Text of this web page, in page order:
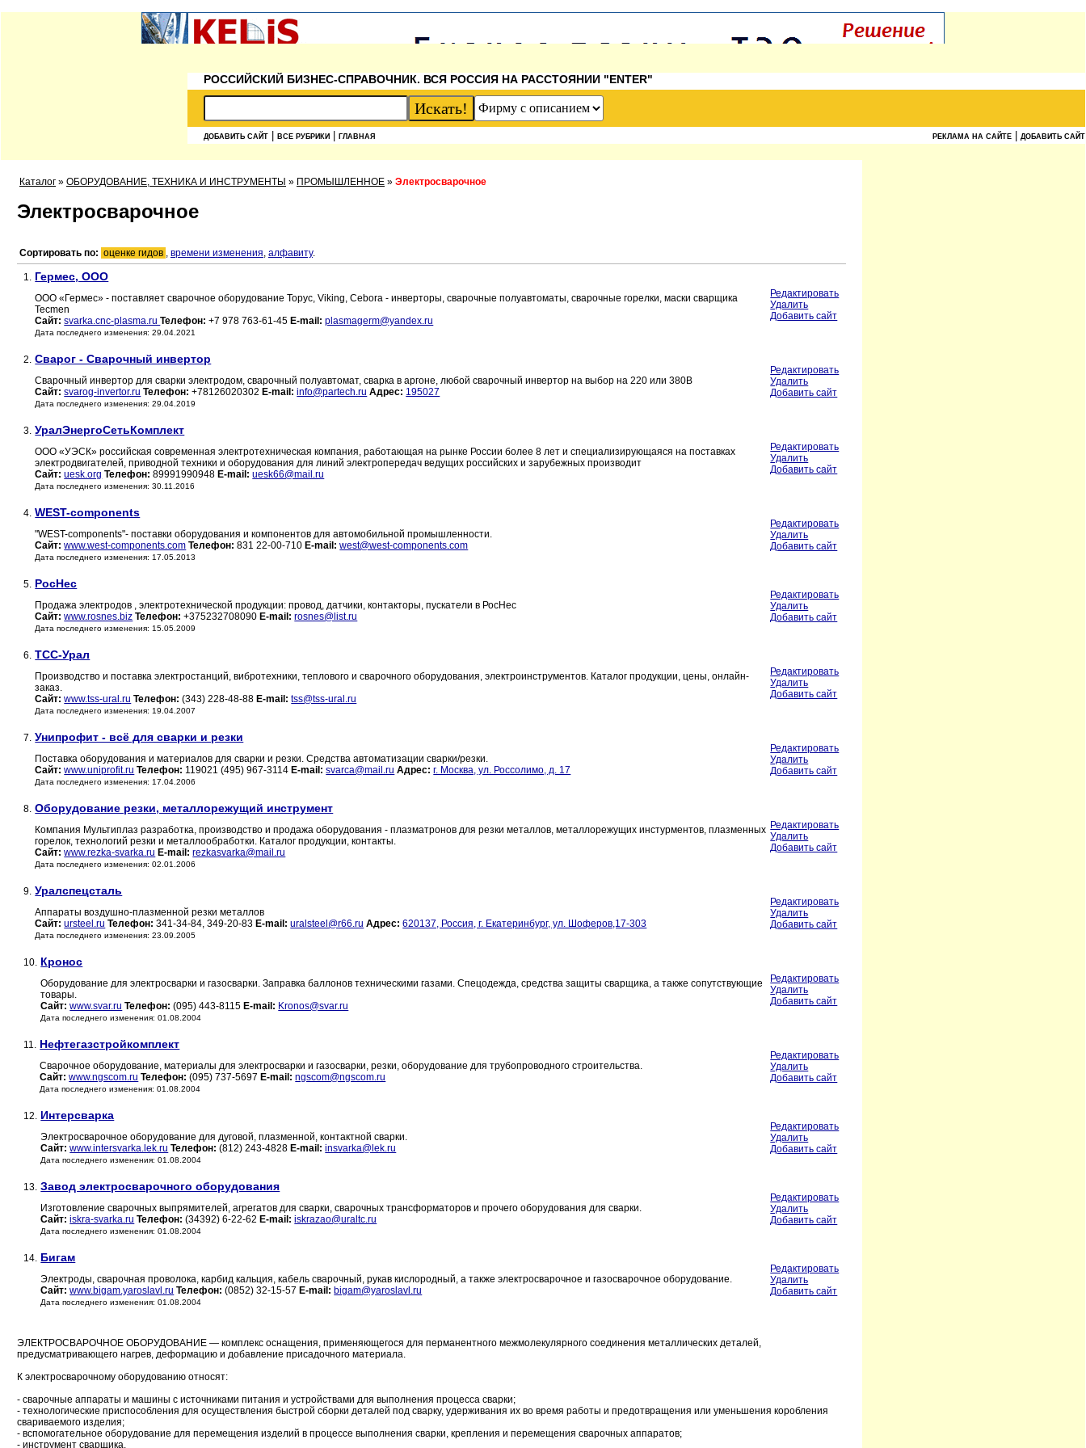
РОССИЙСКИЙ БИЗНЕС-СПРАВОЧНИК. ВСЯ РОССИЯ НА РАССТОЯНИИ "ENTER"
ДОБАВИТЬ САЙТ ВСЕ РУБРИКИ ГЛАВНАЯ РЕКЛАМА НА САЙТЕ ДОБАВИТЬ САЙТ
Каталог » ОБОРУДОВАНИЕ, ТЕХНИКА И ИНСТРУМЕНТЫ » ПРОМЫШЛЕННОЕ » Электросварочное
Электросварочное
Сортировать по: оценке гидов , времени изменения, алфавиту.
1. Гермес, ООО
ООО «Гермес» - поставляет сварочное оборудование Торус, Viking, Cebora - инверторы, сварочные полуавтоматы, сварочные горелки, маски сварщика
Tecmen
Сайт: svarka.cnc-plasma.ruТелефон: +7 978 763-61-45 E-mail: plasmagerm@yandex.ru
Дата последнего изменения: 29.04.2021
Редактировать
Удалить
Добавить сайт
2. Сварог - Сварочный инвертор
Сварочный инвертор для сварки электродом, сварочный полуавтомат, сварка в аргоне, любой сварочный инвертор на выбор на 220 или 380В
Сайт: svarog-invertor.ru Телефон: +78126020302 E-mail: info@partech.ru Адрес: 195027
Дата последнего изменения: 29.04.2019
Редактировать
Удалить
Добавить сайт
3. УралЭнергоСетьКомплект
ООО «УЭСК» российская современная электротехническая компания, работающая на рынке России более 8 лет и специализирующаяся на поставках
электродвигателей, приводной техники и оборудования для линий электропередач ведущих российских и зарубежных производит
Сайт: uesk.org Телефон: 89991990948 E-mail: uesk66@mail.ru
Дата последнего изменения: 30.11.2016
Редактировать
Удалить
Добавить сайт
4. WEST-components
"WEST-components"- поставки оборудования и компонентов для автомобильной промышленности.
Сайт: www.west-components.com Телефон: 831 22-00-710 E-mail: west@west-components.com
Дата последнего изменения: 17.05.2013
Редактировать
Удалить
Добавить сайт
5. РосНес
Продажа электродов , электротехнической продукции: провод, датчики, контакторы, пускатели в РосНес
Сайт: www.rosnes.biz Телефон: +375232708090 E-mail: rosnes@list.ru
Дата последнего изменения: 15.05.2009
Редактировать
Удалить
Добавить сайт
6. ТСС-Урал
Производство и поставка электростанций, вибротехники, теплового и сварочного оборудования, электроинструментов. Каталог продукции, цены, онлайн-
заказ.
Сайт: www.tss-ural.ru Телефон: (343) 228-48-88 E-mail: tss@tss-ural.ru
Дата последнего изменения: 19.04.2007
Редактировать
Удалить
Добавить сайт
7. Унипрофит - всё для сварки и резки
Поставка оборудования и материалов для сварки и резки. Средства автоматизации сварки/резки.
Сайт: www.uniprofit.ru Телефон: 119021 (495) 967-3114 E-mail: svarca@mail.ru Адрес: г. Москва, ул. Россолимо, д. 17
Дата последнего изменения: 17.04.2006
Редактировать
Удалить
Добавить сайт
8. Оборудование резки, металлорежущий инструмент
Компания Мультиплаз разработка, производство и продажа оборудования - плазматронов для резки металлов, металлорежущих инстурментов, плазменных
горелок, технологий резки и металлообработки. Каталог продукции, контакты.
Сайт: www.rezka-svarka.ru E-mail: rezkasvarka@mail.ru
Дата последнего изменения: 02.01.2006
Редактировать
Удалить
Добавить сайт
9. Уралспецсталь
Аппараты воздушно-плазменной резки металлов
Сайт: ursteel.ru Телефон: 341-34-84, 349-20-83 E-mail: uralsteel@r66.ru Адрес: 620137, Россия, г. Екатеринбург, ул. Шоферов,17-303
Дата последнего изменения: 23.09.2005
Редактировать
Удалить
Добавить сайт
10. Кронос
Оборудование для электросварки и газосварки. Заправка баллонов техническими газами. Спецодежда, средства защиты сварщика, а также сопутствующие
товары.
Сайт: www.svar.ru Телефон: (095) 443-8115 E-mail: Kronos@svar.ru
Дата последнего изменения: 01.08.2004
Редактировать
Удалить
Добавить сайт
11. Нефтегазстройкомплект
Сварочное оборудование, материалы для электросварки и газосварки, резки, оборудование для трубопроводного строительства.
Сайт: www.ngscom.ru Телефон: (095) 737-5697 E-mail: ngscom@ngscom.ru
Дата последнего изменения: 01.08.2004
Редактировать
Удалить
Добавить сайт
12. Интерсварка
Электросварочное оборудование для дуговой, плазменной, контактной сварки.
Сайт: www.intersvarka.lek.ru Телефон: (812) 243-4828 E-mail: insvarka@lek.ru
Дата последнего изменения: 01.08.2004
Редактировать
Удалить
Добавить сайт
13. Завод электросварочного оборудования
Изготовление сварочных выпрямителей, агрегатов для сварки, сварочных трансформаторов и прочего оборудования для сварки.
Сайт: iskra-svarka.ru Телефон: (34392) 6-22-62 E-mail: iskrazao@uraltc.ru
Дата последнего изменения: 01.08.2004
Редактировать
Удалить
Добавить сайт
14. Бигам
Электроды, сварочная проволока, карбид кальция, кабель сварочный, рукав кислородный, а также электросварочное и газосварочное оборудование.
Сайт: www.bigam.yaroslavl.ru Телефон: (0852) 32-15-57 E-mail: bigam@yaroslavl.ru
Дата последнего изменения: 01.08.2004
Редактировать
Удалить
Добавить сайт
ЭЛЕКТРОСВАРОЧНОЕ ОБОРУДОВАНИЕ — комплекс оснащения, применяющегося для перманентного межмолекулярного соединения металлических деталей,
предусматривающего нагрев, деформацию и добавление присадочного материала.
К электросварочному оборудованию относят:
- сварочные аппараты и машины с источниками питания и устройствами для выполнения процесса сварки;
- технологические приспособления для осуществления быстрой сборки деталей под сварку, удерживания их во время работы и предотвращения или уменьшения коробления
свариваемого изделия;
- вспомогательное оборудование для перемещения изделий в процессе выполнения сварки, крепления и перемещения сварочных аппаратов;
- инструмент сварщика.